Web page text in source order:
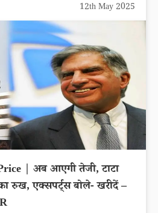
12th May 2025
| अब आएगी तेजी, टाटा
रुख, एक्‍सपर्ट्स बोले- खरीदें –